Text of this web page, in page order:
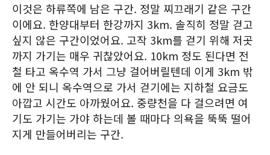
이것은 하류쪽에 남은 구간. 정말 찌끄래기 같은 구간
이에요. 한양대부터 한강까지 3km. 솔직히 정말 걷고
싶지 않은 구간이었어요. 고작 3km를 걷기 위해 저곳
까지 가기는 매우 귀찮았어요. 10km 정도 된다면 전
철 타고 옥수역 가서 그냥 걸어버릴텐데 이게 3km 밖
에 안 되니 옥수역으로 가서 걷기에는 지하철 요금도
아깝고 시간도 아까웠어요. 중량천을 다 걸으려면 여
기도 가기는 가야 하는데 볼 때마다 의욕을 뚝뚝 떨어
지게 만들어버리는 구간.